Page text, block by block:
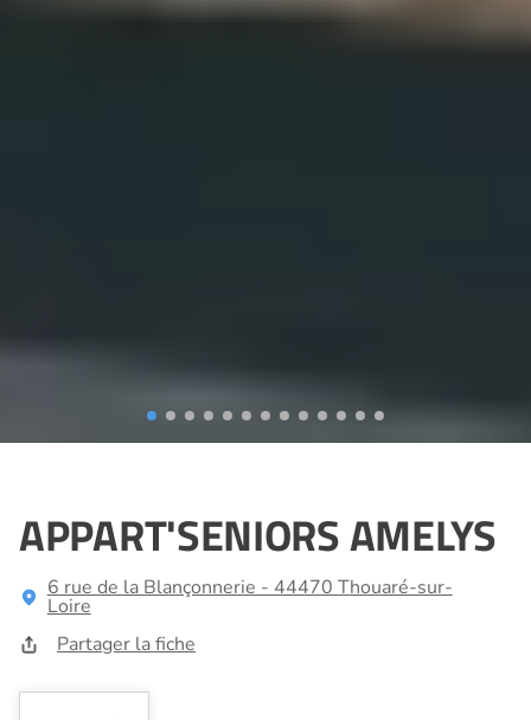
APPART'SENIORS AMELYS
6 rue de la Blançonnerie - 44470 Thouaré-sur-
Loire
Partager la fiche